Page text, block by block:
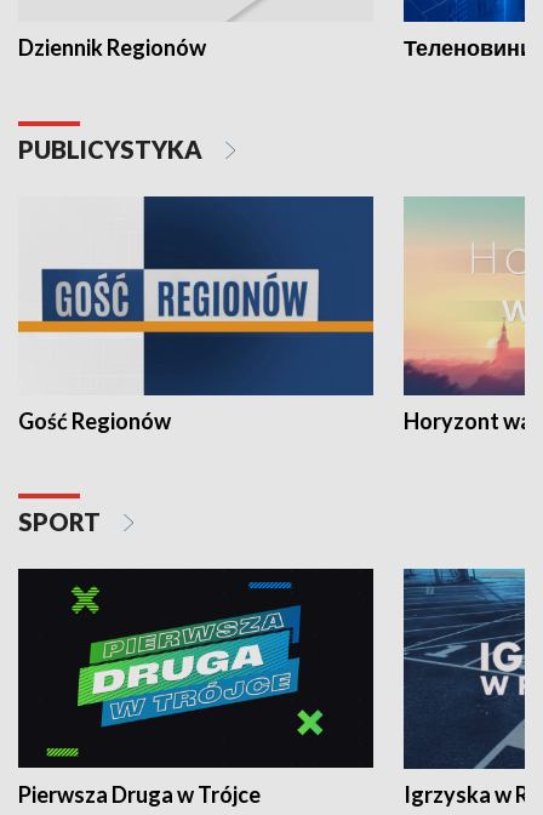
Dziennik Regionów Теленовини
PUBLICYSTYKA
Gość Regionów Horyzont
SPORT
Pierwsza Druga w Trójce Igrzyska w